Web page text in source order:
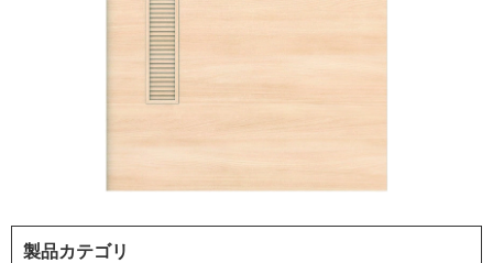
製品カテゴリ